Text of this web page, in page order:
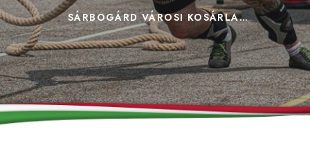
SÁRBOGÁRD VÁROSI KOSÁRLABDA BAJNOKSÁG